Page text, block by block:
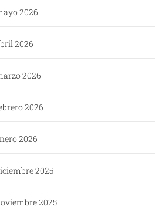
2026
2026
2026
2026
2026
2025
2025